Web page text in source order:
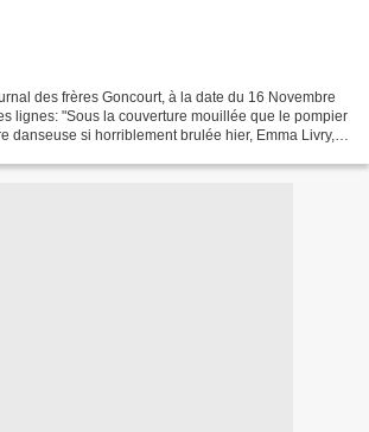
des frères Goncourt, à la date du 16 Novembre
lignes: "Sous la couverture mouillée que le pompier
danseuse si horriblement brulée hier, Emma Livry,